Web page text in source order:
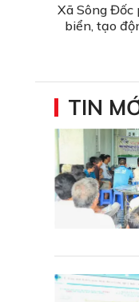
Xã Sông
biển, tạo
TIN